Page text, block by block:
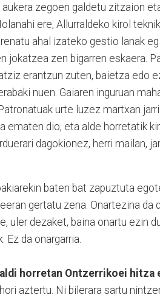
aukera zegoen galdetu zitzaion
ere, Allurraldeko kirol
ahal izateko gestio lanak
jokatzea zen bigarren eskaera.
erantzun zuten, baietza edo
nuen. Gaiaren inguruan
urte luzez martxan
ematen dio, eta alde horretatik
dagokionez, herri mailan,
baten bat zapuztuta
gertatu zena. Onartezina
uler dezaket, baina onartu ezin
Ez da onargarria.
horretan Ontzerrikoei hitza
aztertu. Ni bilerara sartu